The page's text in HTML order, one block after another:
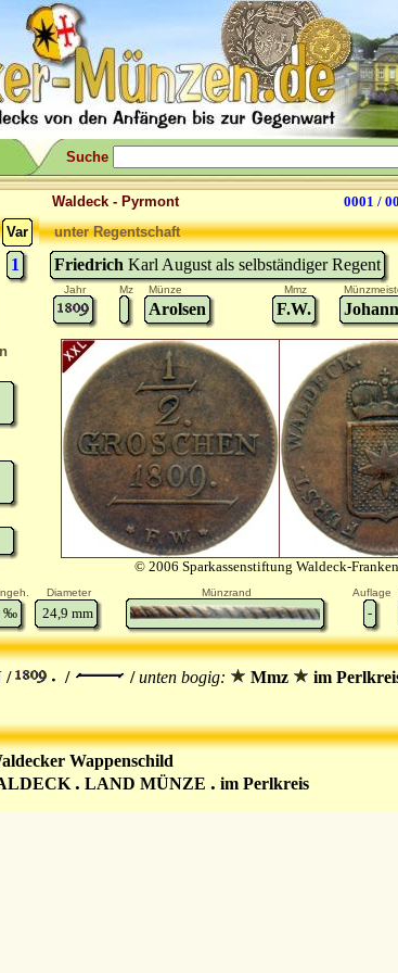
Suche
Waldeck - Pyrmont
0001 /
Var
1
unter Regentschaft
Friedrich Karl August als selbständiger Regent
Jahr Mz Münze Mmz
Arolsen F.W.
© 2006 Sparkassenstiftung Waldeck-
Diameter Münzrand Auflage
‰ 24,9 mm -
/ / /unten bogig: Mmz im
Wappenschild
. LAND MÜNZE . im Perlkreis